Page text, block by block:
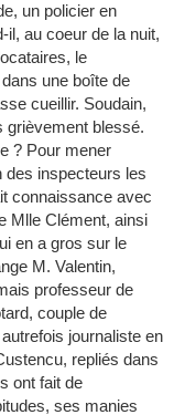
un policier en
il, au coeur de la nuit,
le
une boîte de
cueillir. Soudain,
grièvement blessé.
? Pour mener
des inspecteurs les
connaissance avec
Mlle Clément, ainsi
en a gros sur le
M. Valentin,
professeur de
couple de
journaliste en
repliés dans
ont fait de
ses manies